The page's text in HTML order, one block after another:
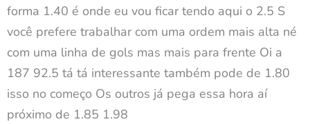
forma 1.40 é onde eu vou ficar tendo aqui o 2.5 S
você prefere trabalhar com uma ordem mais alta né
com uma linha de gols mas mais para frente Oi a
187 92.5 tá tá interessante também pode de 1.80
isso no começo Os outros já pega essa hora aí
próximo de 1.85 1.98